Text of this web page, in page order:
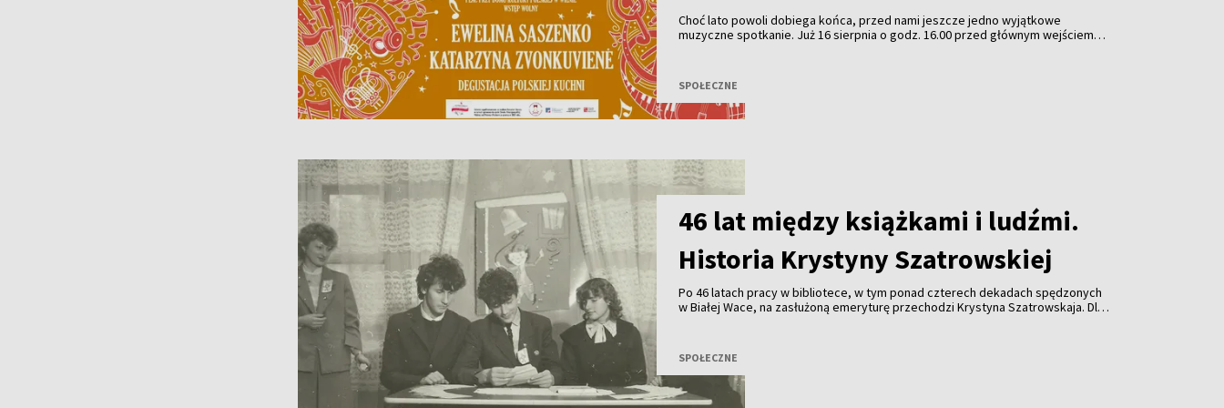
Choć lato powoli dobiega końca, przed nami jeszcze jedno wyjątkowe
muzyczne spotkanie. Już 16 sierpnia o godz. 16.00 przed głównym wejściem
SPOŁECZNE
46 lat między książkami i ludźmi.
Historia Krystyny Szatrowskiej
Po 46 latach pracy w bibliotece, w tym ponad czterech dekadach spędzonych
w Białej Wace, na zasłużoną emeryturę przechodzi Krystyna Szatrowskaja. Dla
wracać.
SPOŁECZNE